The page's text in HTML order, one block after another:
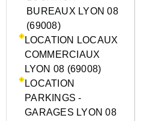
BUREAUX LYON 08
(69008)
LOCATION LOCAUX
COMMERCIAUX
LYON 08 (69008)
LOCATION
PARKINGS -
GARAGES LYON 08